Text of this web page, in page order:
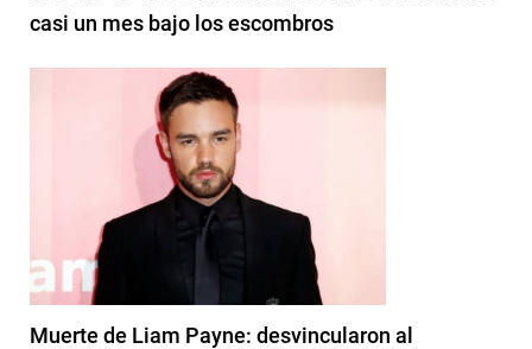
casi un mes bajo los escombros
Muerte de Liam Payne: desvincularon al